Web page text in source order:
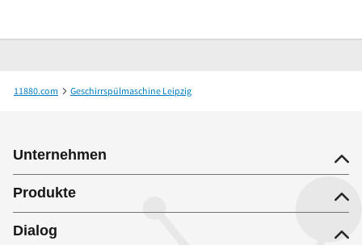
11880.com
Geschirrspülmaschine Leipzig
Unternehmen
Produkte
Dialog